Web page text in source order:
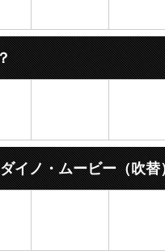
イノ・ムービー（吹替